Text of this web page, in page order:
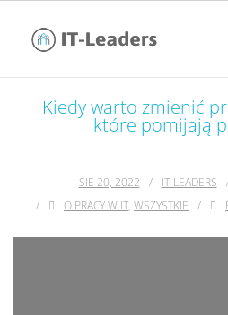
Kiedy warto zmienić
które pomijają
SIE 20, 2022 IT-LEADERS
O PRACY W IT, WSZYSTKIE